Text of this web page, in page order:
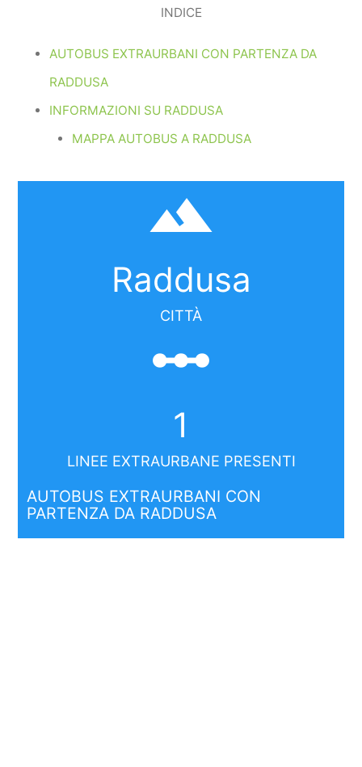
INDICE
AUTOBUS EXTRAURBANI CON PARTENZA DA
RADDUSA
INFORMAZIONI SU RADDUSA
MAPPA AUTOBUS A RADDUSA
filter_hdr
Raddusa
CITTÀ
linear_scale
1
LINEE EXTRAURBANE PRESENTI
AUTOBUS EXTRAURBANI CON
PARTENZA DA RADDUSA